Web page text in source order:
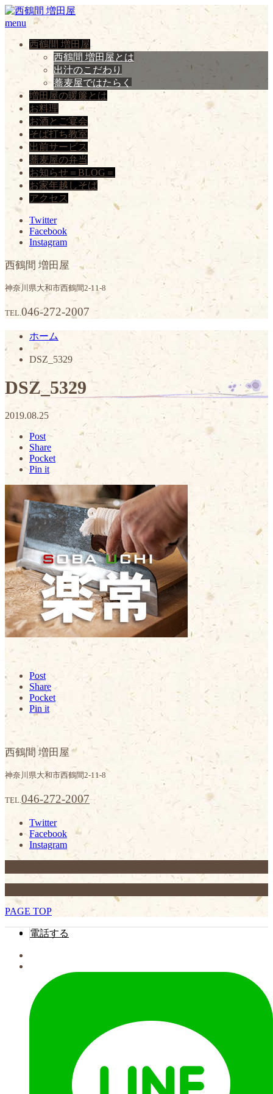
menu
西鶴間 増田屋
西鶴間 増田屋とは
出汁のこだわり
蕎麦屋ではたらく
増田屋の暖簾とは
お料理
お酒とご宴会
そば打ち教室
出前サービス
蕎麦屋の弁当
お知らせ＝BLOG＝
お家年越しそば
アクセス
Twitter
Facebook
Instagram
西鶴間 増田屋
神奈川県大和市西鶴間2-11-8
TEL.046-272-2007
ホーム
DSZ_5329
DSZ_5329
2019.08.25
Post
Share
Pocket
Pin it
Post
Share
Pocket
Pin it
西鶴間 増田屋
神奈川県大和市西鶴間2-11-8
TEL.046-272-2007
Twitter
Facebook
Instagram
PAGE TOP
電話する